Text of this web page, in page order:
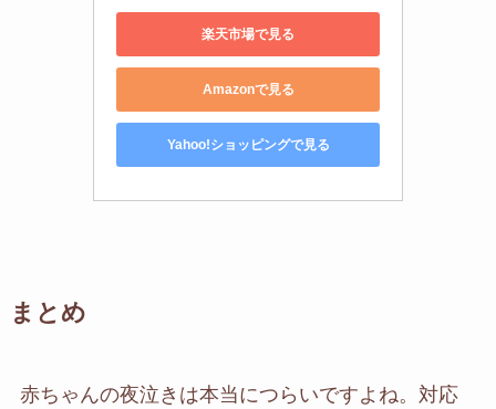
楽天市場で見る
Amazonで見る
Yahoo!ショッピングで見る
まとめ
赤ちゃんの夜泣きは本当につらいですよね。対応